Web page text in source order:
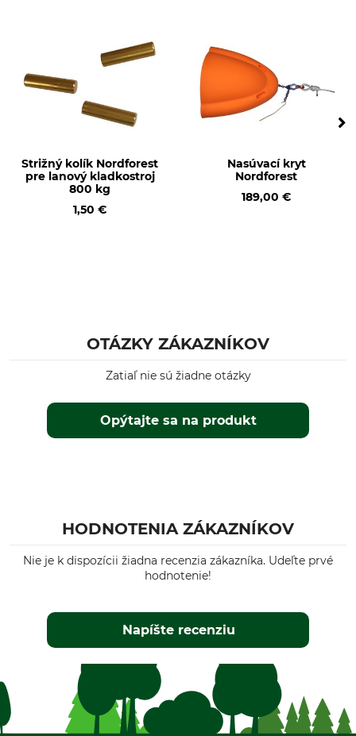
Strižný kolík Nordforest
pre lanový kladkostroj
800 kg
1,50 €
Nasúvací kryt
Nordforest
189,00 €
OTÁZKY ZÁKAZNÍKOV
Opýtajte sa na produkt
Zatiaľ nie sú žiadne otázky
HODNOTENIA ZÁKAZNÍKOV
Nie je k dispozícii žiadna recenzia zákazníka. Udeľte prvé
hodnotenie!
Napíšte recenziu